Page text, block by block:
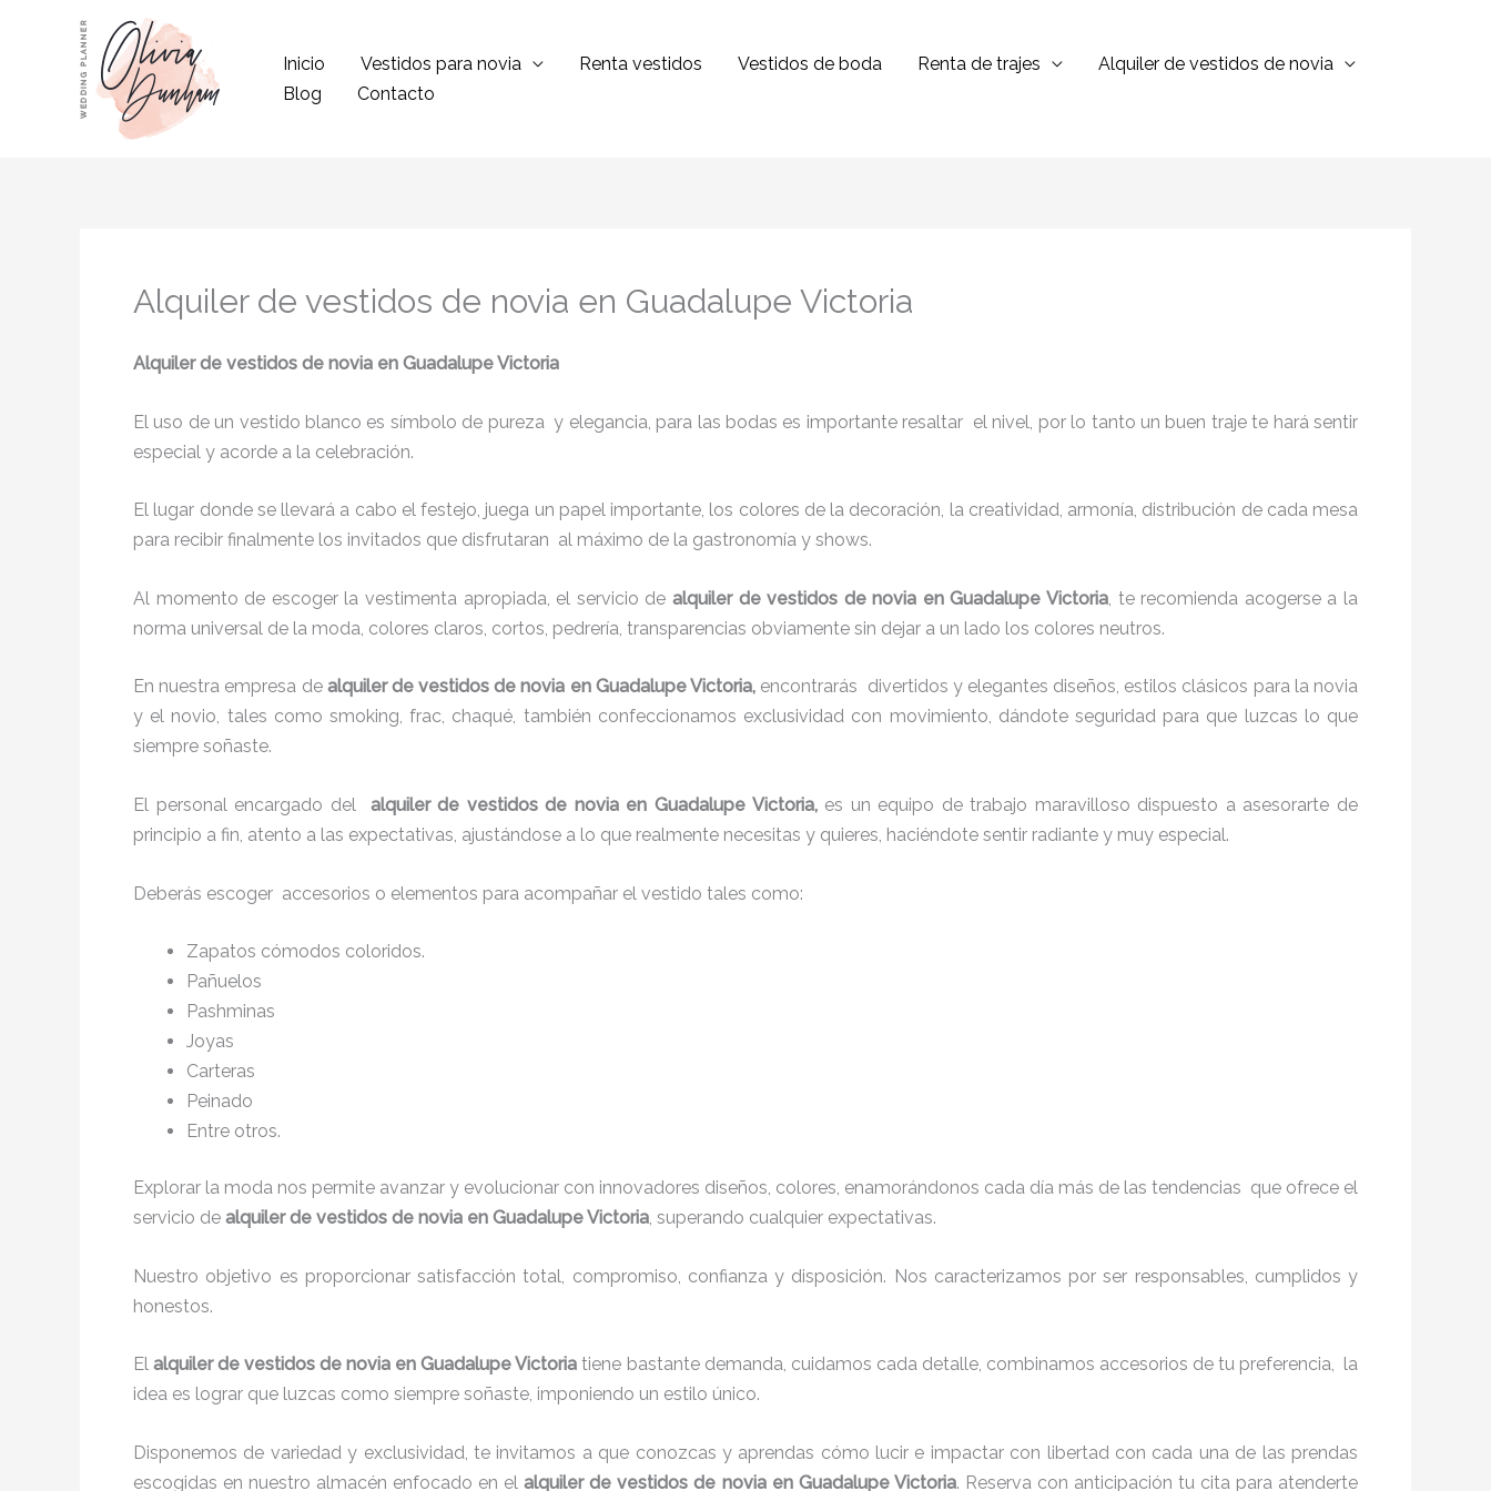
contenido
Inicio Vestidos para novia Renta vestidos Vestidos de boda Renta de trajes
Alquiler de vestidos de novia
Blog
Contacto
Alquiler de vestidos de novia en Guadalupe Victoria
Alquiler de vestidos de novia en Guadalupe Victoria
El uso de un vestido blanco es símbolo de pureza y elegancia, para las bodas es importante resaltar el nivel, por lo tanto un buen traje te hará sentir
especial y acorde a la celebración.
El lugar donde se llevará a cabo el festejo, juega un papel importante, los colores de la decoración, la creatividad, armonía, distribución de cada mesa
para recibir finalmente los invitados que disfrutaran al máximo de la gastronomía y shows.
Al momento de escoger la vestimenta apropiada, el servicio de alquiler de vestidos de novia en Guadalupe Victoria , te recomienda acogerse a la
norma universal de la moda, colores claros, cortos, pedrería, transparencias obviamente sin dejar a un lado los colores neutros.
En nuestra empresa de alquiler de vestidos de novia en Guadalupe Victoria, encontrarás divertidos y elegantes diseños, estilos clásicos para la novia
y el novio, tales como smoking, frac, chaqué, también confeccionamos exclusividad con movimiento, dándote seguridad para que luzcas lo que
siempre soñaste.
El personal encargado del alquiler de vestidos de novia en Guadalupe Victoria,es un equipo de trabajo maravilloso dispuesto a asesorarte de
principio a fin, atento a las expectativas, ajustándose a lo que realmente necesitas y quieres, haciéndote sentir radiante y muy especial.
Deberás escoger accesorios o elementos para acompañar el vestido tales como:
Zapatos cómodos coloridos.
Pañuelos
Pashminas
Joyas
Carteras
Peinado
Entre otros.
Explorar la moda nos permite avanzar y evolucionar con innovadores diseños, colores, enamorándonos cada día más de las tendencias que ofrece el
servicio de alquiler de vestidos de novia en Guadalupe Victoria, superando cualquier expectativas.
Nuestro objetivo es proporcionar satisfacción total, compromiso, confianza y disposición. Nos caracterizamos por ser responsables, cumplidos y
honestos.
Elalquiler de vestidos de novia en Guadalupe Victoriatiene bastante demanda, cuidamos cada detalle, combinamos accesorios de tu preferencia, la
idea es lograr que luzcas como siempre soñaste, imponiendo un estilo único.
Disponemos de variedad y exclusividad, te invitamos a que conozcas y aprendas cómo lucir e impactar con libertad con cada una de las prendas
escogidas en nuestro almacén enfocado en elalquiler de vestidos de novia en Guadalupe Victoria. Reserva con anticipación tu cita para atenderte